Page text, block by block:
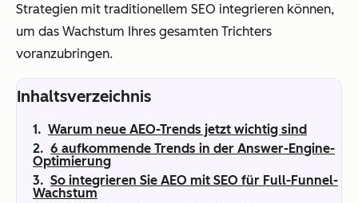
Strategien mit traditionellem SEO integrieren können,
um das Wachstum Ihres gesamten Trichters
voranzubringen.
Inhaltsverzeichnis
Warum neue AEO-Trends jetzt wichtig sind
6 aufkommende Trends in der Answer-Engine-
Optimierung
So integrieren Sie AEO mit SEO für Full-Funnel-
Wachstum